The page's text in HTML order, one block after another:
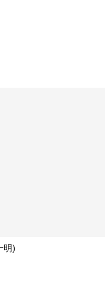
明)